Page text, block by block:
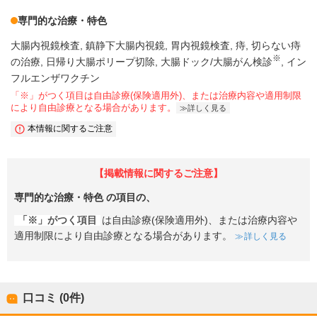
専門的な治療・特色
大腸内視鏡検査 鎮静下大腸内視鏡 胃内視鏡検査 痔 切らない痔
の治療
日帰り大腸ポリープ切除 大腸ドック/大腸がん検診※
イン
フルエンザワクチン
「※」がつく項目は自由診療(保険適用外)、または治療内容や適用制限
により自由診療となる場合があります。
詳しく見る
本情報に関するご注意
【掲載情報に関するご注意】
専門的な治療・特色の項目の、
「※」がつく項目
は自由診療(保険適用外)、または治療内容や
適用制限により自由診療となる場合があります。
詳しく見る
口コミ (0件)